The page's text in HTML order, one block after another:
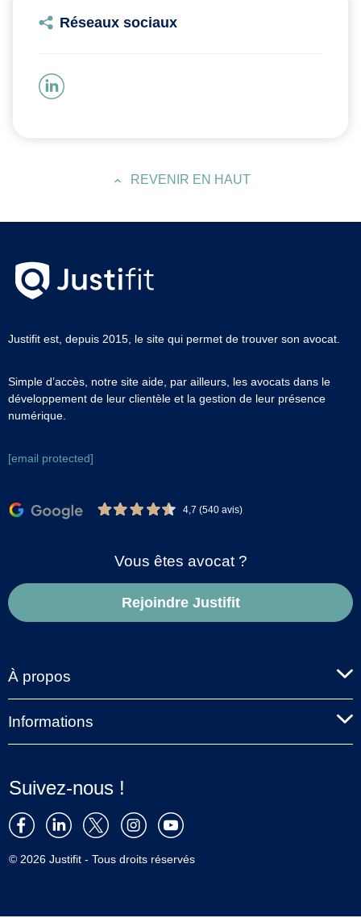
Réseaux sociaux
REVENIR EN HAUT
Justifit est, depuis 2015, le site qui permet de trouver son avocat.
Simple d’accès, notre site aide, par ailleurs, les avocats dans le
développement de leur clientèle et la gestion de leur présence
numérique.
[email protected]
4,7 (540 avis)
Vous êtes avocat ?
Rejoindre Justifit
À propos
Informations
Suivez-nous !
© 2026 Justifit - Tous droits réservés